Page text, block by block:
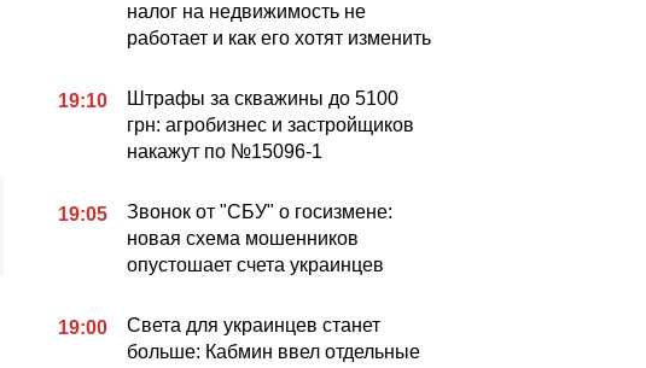
налог на недвижимость не
работает и как его хотят изменить
19:10
Штрафы за скважины до 5100
грн: агробизнес и застройщиков
накажут по №15096-1
19:05
Звонок от "СБУ" о госизмене:
новая схема мошенников
опустошает счета украинцев
19:00
Света для украинцев станет
больше: Кабмин ввел отдельные